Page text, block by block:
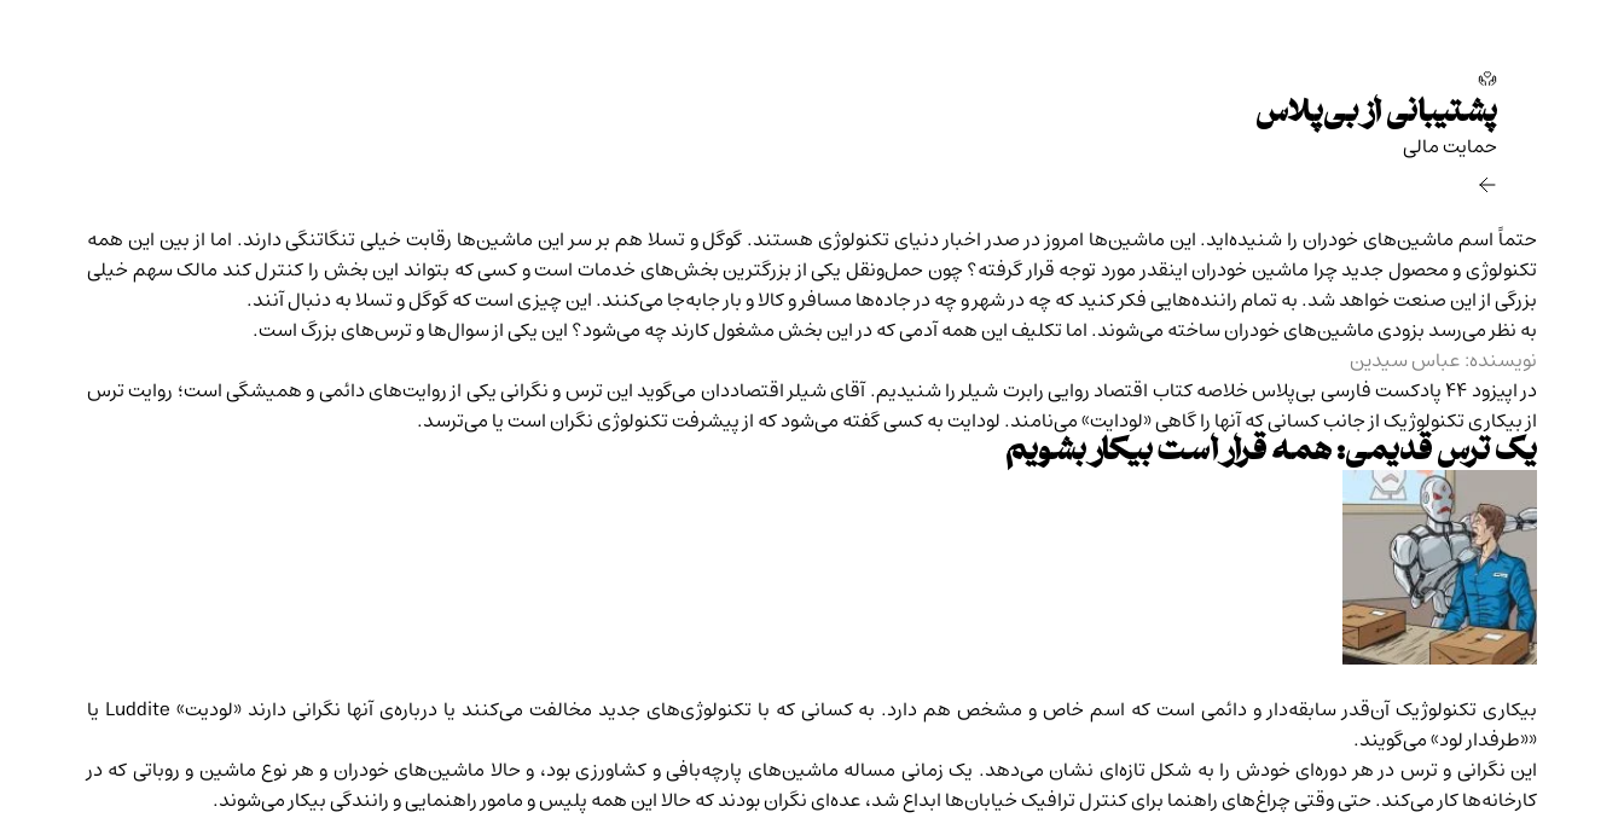
پشتیبانی از بی‌پلاس
حمایت مالی‌
حتماً اسم ماشین‌های خودران را شنیده‌اید. این ماشین‌ها امروز در صدر اخبار دنیای تکنولوژی هستند. گوگل و تسلا هم بر سر این ماشین‌ها رقابت خیلی تنگاتنگی دارند. اما از بین این همه
تکنولوژی و محصول جدید چرا ماشین خودران اینقدر مورد توجه قرار گرفته؟چون حمل‌ونقل یکی از بزرگترین بخش‌های خدمات است و کسی که بتواند این بخش را کنترل کند مالک سهم خیلی
بزرگی از این صنعت خواهد شد. به تمام راننده‌هایی فکر کنید که چه در شهر و چه در جاده‌ها مسافر و کالا و بار جابه‌جا می‌کنند. این چیزی است که گوگل و تسلا به دنبال آنند.
به نظر می‌رسد بزودی ماشین‌های خودران ساخته می‌شوند. اما تکلیف این همه آدمی که در این بخش مشغول کارند چه می‌شود؟ این یکی از سوال‌ها و ترس‌های بزرگ است.
نویسنده: عباس سیدین
دراپیزود ۴۴ پادکست فارسی بی‌پلاسخلاصه کتاب اقتصاد رواییرابرت شیلر را شنیدیم. آقای شیلر اقتصاددان می‌گوید این ترس و نگرانی یکی از روایت‌های دائمی و همیشگی است؛ روایت ترس
از بیکاری تکنولوژیک از جانب کسانی که آنها را گاهی «لودایت» می‌نامند. لودایت به کسی گفته می‌شود که از پیشرفت تکنولوژی نگران است یا می‌ترسد.
یک ترس قدیمی: همه قرار است بیکار بشویم
بیکاری تکنولوژیک آن‌قدر سابقه‌دار و دائمی است که اسم خاص و مشخص هم دارد. به کسانی که با تکنولوژی‌های جدید مخالفت می‌کنند یا درباره‌ی آنها نگرانی دارند «لودیت» Luddite یا
««طرفدار لود» می‌گویند.
این نگرانی و ترس در هر دوره‌ای خودش را به شکل تازه‌ای نشان می‌دهد. یک زمانی مساله ماشین‌های پارچه‌بافی و کشاورزی بود، و حالا ماشین‌های خودران و هر نوع ماشین و روباتی که در
کارخانه‌ها کار می‌کند. حتی وقتی چراغ‌های راهنما برای کنترل ترافیک خیابان‌ها ابداع شد، عده‌ای نگران بودند که حالا این همه پلیس و مامور راهنمایی و رانندگی بیکار می‌شوند.